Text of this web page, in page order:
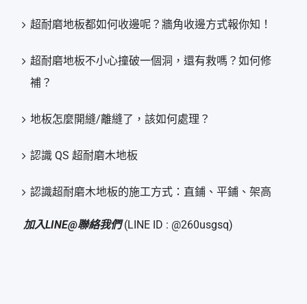
超耐磨地板都如何收邊呢？牆角收邊方式報你知！
超耐磨地板不小心撞破一個洞，還有救嗎？如何修
補？
地板怎麼開縫/離縫了，該如何處理？
認識 QS 超耐磨木地板
認識超耐磨木地板的施工方式：直鋪、平鋪、架高
加入LINE@聯絡我們(LINE ID : @260usgsq)